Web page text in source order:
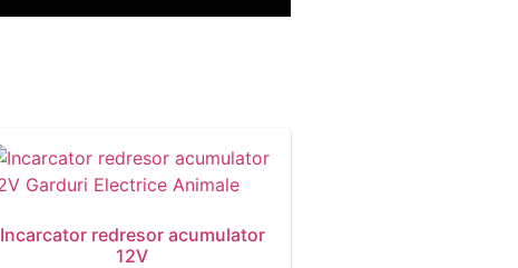
Incarcator redresor acumulator
12V